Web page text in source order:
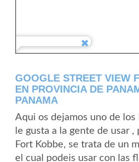
GOOGLE STREET VIEW
EN PROVINCIA DE
PANAMA
Aqui os dejamos uno de los
le gusta a la gente de usar
Fort Kobbe, se trata de un
el cual podeis usar con las